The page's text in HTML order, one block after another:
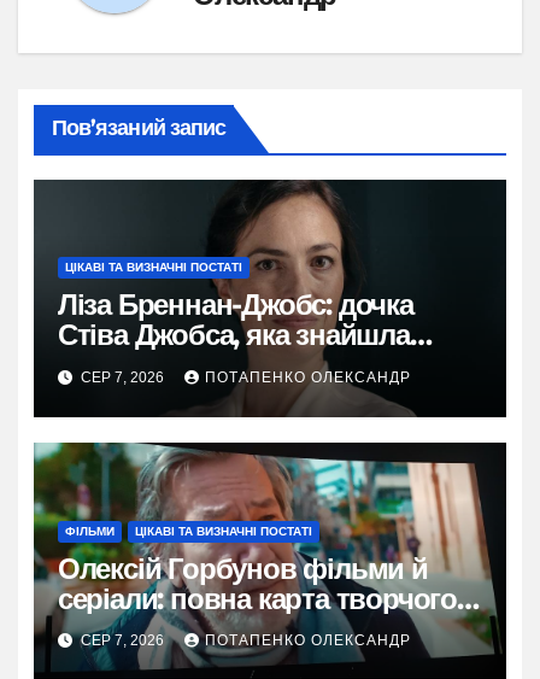
Пов’язаний запис
ЦІКАВІ ТА ВИЗНАЧНІ ПОСТАТІ
Ліза Бреннан-Джобс: дочка
Стіва Джобса, яка знайшла
власний голос
СЕР 7, 2026 ПОТАПЕНКО ОЛЕКСАНДР
ФІЛЬМИ ЦІКАВІ ТА ВИЗНАЧНІ ПОСТАТІ
Олексій Горбунов фільми й
серіали: повна карта творчого
шляху
СЕР 7, 2026 ПОТАПЕНКО ОЛЕКСАНДР